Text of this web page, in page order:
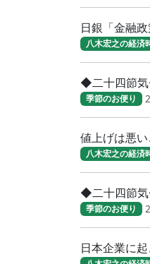
日銀「金融
八木宏之の経済
◆二十四節
季節のお便り
値上げは悪
八木宏之の経済
◆二十四節
季節のお便り
日本企業に